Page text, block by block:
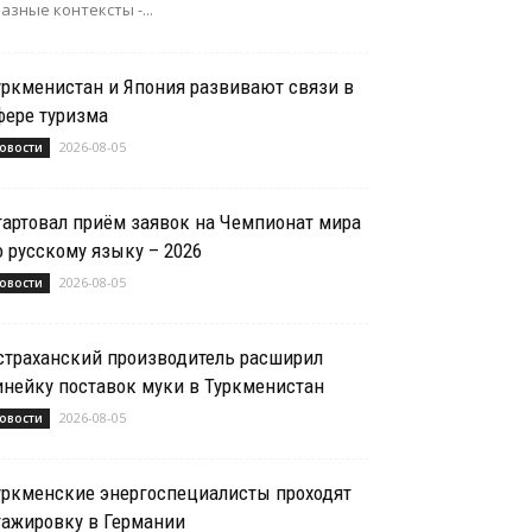
контексты -...
и Япония развивают связи в
туризма
2026-08-05
приём заявок на Чемпионат мира
русскому языку – 2026
2026-08-05
производитель расширил
поставок муки в Туркменистан
2026-08-05
энергоспециалисты проходят
в Германии